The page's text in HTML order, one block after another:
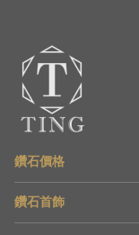
鑽石價格
鑽石首飾